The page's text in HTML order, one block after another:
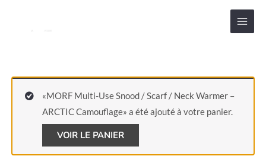
«MORF Multi-Use Snood / Scarf / Neck Warmer –
ARCTIC Camouflage» a été ajouté à votre panier.
VOIR LE PANIER